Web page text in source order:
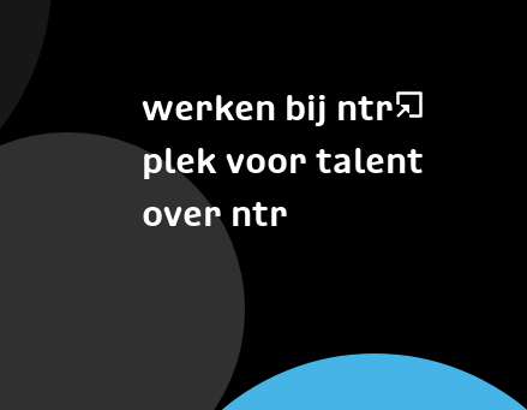
werken bij ntr
plek voor talent
over ntr